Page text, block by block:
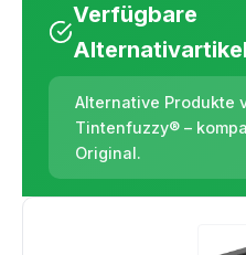
Verfügbare
Alternative Produkte
Tintenfuzzy® –
Original.